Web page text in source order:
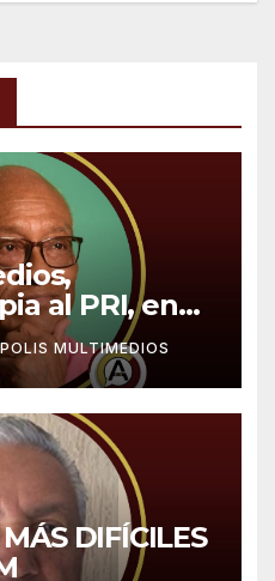
al PRI, en
Portillo,
MULTIMEDIOS
DIFÍCILES